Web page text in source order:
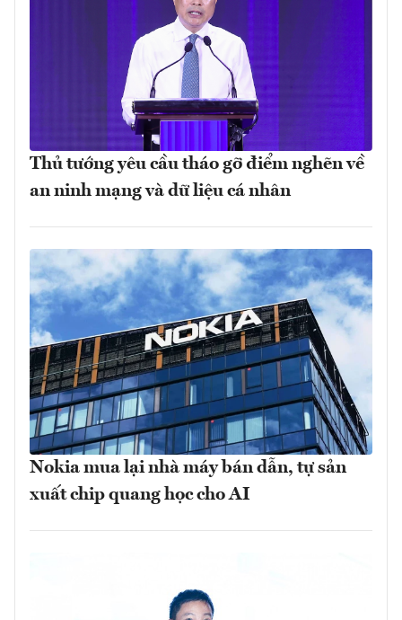
Thủ tướng yêu cầu tháo gỡ điểm nghẽn về
an ninh mạng và dữ liệu cá nhân
Nokia mua lại nhà máy bán dẫn, tự sản
xuất chip quang học cho AI